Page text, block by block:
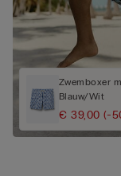
Zwemboxer
Blauw/Wit
€ 39,00(-